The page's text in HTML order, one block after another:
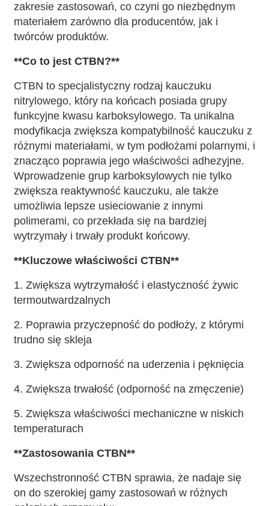
zakresie zastosowań, co czyni go niezbędnym
materiałem zarówno dla producentów, jak i
twórców produktów.
**Co to jest CTBN?**
CTBN to specjalistyczny rodzaj kauczuku
nitrylowego, który na końcach posiada grupy
funkcyjne kwasu karboksylowego. Ta unikalna
modyfikacja zwiększa kompatybilność kauczuku z
różnymi materiałami, w tym podłożami polarnymi, i
znacząco poprawia jego właściwości adhezyjne.
Wprowadzenie grup karboksylowych nie tylko
zwiększa reaktywność kauczuku, ale także
umożliwia lepsze usieciowanie z innymi
polimerami, co przekłada się na bardziej
wytrzymały i trwały produkt końcowy.
**Kluczowe właściwości CTBN**
1. Zwiększa wytrzymałość i elastyczność żywic
termoutwardzalnych
2. Poprawia przyczepność do podłoży, z którymi
trudno się skleja
3. Zwiększa odporność na uderzenia i pęknięcia
4. Zwiększa trwałość (odporność na zmęczenie)
5. Zwiększa właściwości mechaniczne w niskich
temperaturach
**Zastosowania CTBN**
Wszechstronność CTBN sprawia, że ​​nadaje się
on do szerokiej gamy zastosowań w różnych